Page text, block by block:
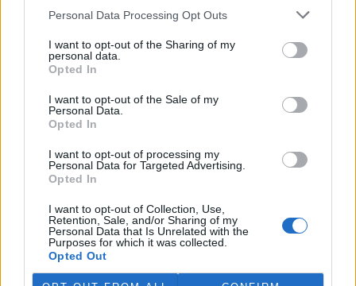
Personal Data Processing Opt Outs
I want to opt-out of the Sharing of my
personal data.
Opted In
I want to opt-out of the Sale of my
Personal Data.
Opted In
I want to opt-out of processing my
Personal Data for Targeted Advertising.
Opted In
I want to opt-out of Collection, Use,
Retention, Sale, and/or Sharing of my
Personal Data that Is Unrelated with the
Purposes for which it was collected.
Opted Out
Veterináři v horku ošetřují více zvířat, ohrožení jsou psi
se zploštělým čumákem
Veterináři v současných
vedrech ošetřují více zvířat.
krátkou lebkou a zploštělým
čumákem, jako jsou například mopsi nebo buldočci, starší jedinci a
zvířata se srdečním onemocněním. Jejich majitelé pro ně
dehydrataci nebo kolapsu. ČTK to sdělila viceprezidentka Komory
veterinárních lékařů ČR Kateřina Valdhans.
Do Prahy dorazili jezdci cyklistické štafety, míří na